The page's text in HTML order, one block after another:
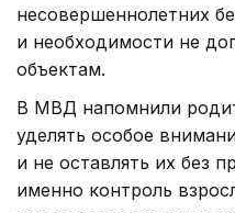
несовершеннолетних
и необходимости не
объектам.
В МВД напомнили
уделять особое
и не оставлять их без
именно контроль